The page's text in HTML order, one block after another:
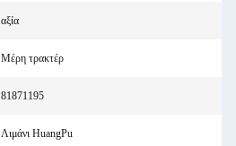
αξία
Μέρη τρακτέρ
81871195
Λιμάνι HuangPu